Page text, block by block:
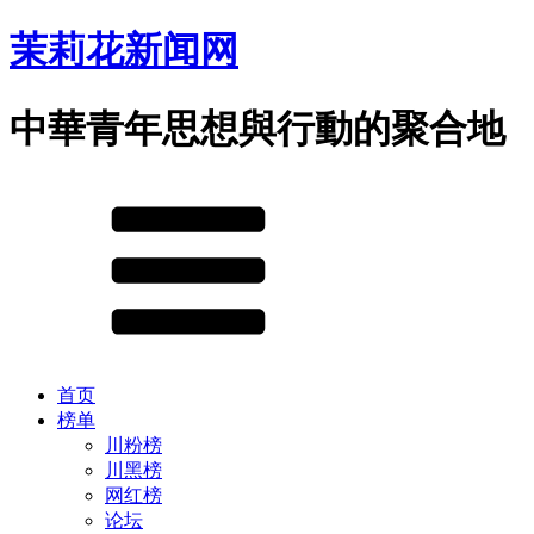
茉莉花新闻网
中華青年思想與行動的聚合地
首页
榜单
川粉榜
川黑榜
网红榜
论坛